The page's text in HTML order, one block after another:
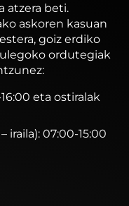
atzera beti.
askoren kasuan
goiz erdiko
ordutegiak
eta ostiralak
iraila): 07:00-15:00